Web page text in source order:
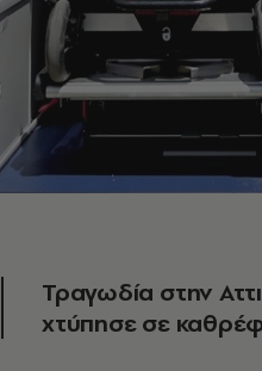
Τραγωδία στην
χτύπησε σε